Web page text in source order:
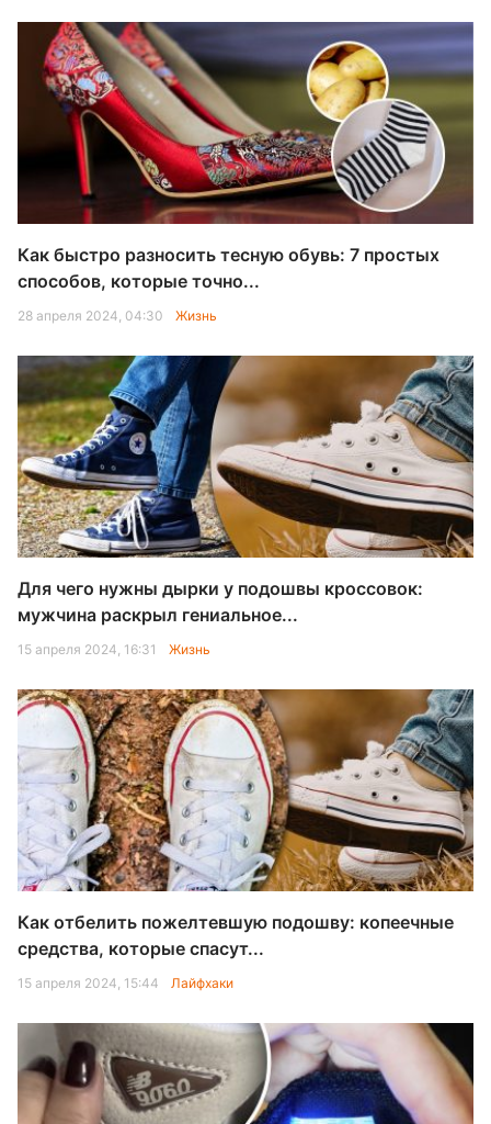
Как быстро разносить тесную обувь: 7 простых
способов, которые точно...
28 апреля 2024, 04:30 Жизнь
Для чего нужны дырки у подошвы кроссовок:
мужчина раскрыл гениальное...
15 апреля 2024, 16:31 Жизнь
Как отбелить пожелтевшую подошву: копеечные
средства, которые спасут...
15 апреля 2024, 15:44 Лайфхаки